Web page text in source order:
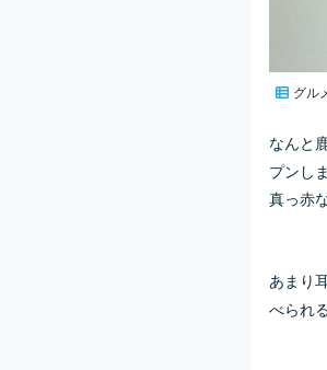
グル
なんと
プンし
真っ赤
あまり
べられ